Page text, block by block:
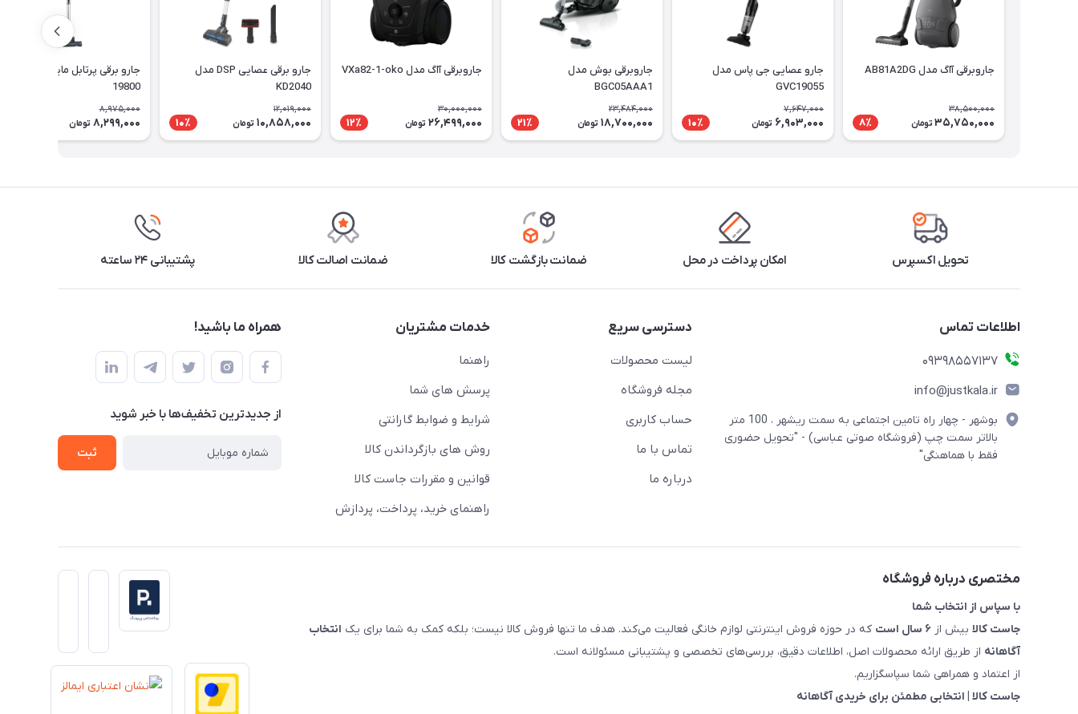
جاروبرقی آاگ مدل AB81A2DG
38,500,000
35,750,000 تومان 8٪
جارو عصایی جی پاس مدل
GVC19055
7,647,000
6,903,000 تومان 10٪
جاروبرقی بوش مدل
BGC05AAA1
23,484,000
18,700,000 تومان 21٪
جاروبرقی آاگ مدل VXa82-1-oko
30,000,000
26,499,000 تومان 12٪
جارو برقی عصایی DSP مدل
KD2040
12,019,000
10,858,000 تومان 10٪
19800
8,975,000
8,299,000 تومان
تحویل اکسپرس امکان پرداخت در محل ضمانت بازگشت کالا ضمانت اصالت کالا پشتیبانی ۲۴ ساعته
اطلاعات تماس
09398557137
info@justkala.ir
بوشهر - چهار راه تامین اجتماعی به سمت ریشهر ، 100 متر
بالاتر سمت چپ (فروشگاه صوتی عباسی) - "تحویل حضوری
فقط با هماهنگی"
دسترسی سریع
لیست محصولات
مجله فروشگاه
حساب کاربری
تماس با ما
درباره ما
خدمات مشتریان
راهنما
پرسش های شما
شرایط و ضوابط گارانتی
روش های بازگرداندن کالا
قوانین و مقررات جاست کالا
راهنمای خرید، پرداخت، پردازش
همراه ما باشید!
از جدید‌ترین تخفیف‌ها با‌ خبر شوید
ثبت
مختصری درباره فروشگاه
با سپاس از انتخاب شما
جاست کالا بیش از ۶ سال است که در حوزه فروش اینترنتی لوازم خانگی فعالیت می‌کند. هدف ما تنها فروش کالا نیست؛ بلکه کمک به شما برای یک انتخاب
آگاهانه از طریق ارائه محصولات اصل، اطلاعات دقیق، بررسی‌های تخصصی و پشتیبانی مسئولانه است.
از اعتماد و همراهی شما سپاسگزاریم.
جاست کالا | انتخابی مطمئن برای خریدی آگاهانه